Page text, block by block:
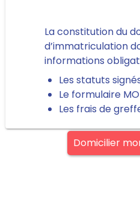
La constitution du
d’immatriculation
informations
Les statuts
Le formulaire MO
Les frais de
Domicilier